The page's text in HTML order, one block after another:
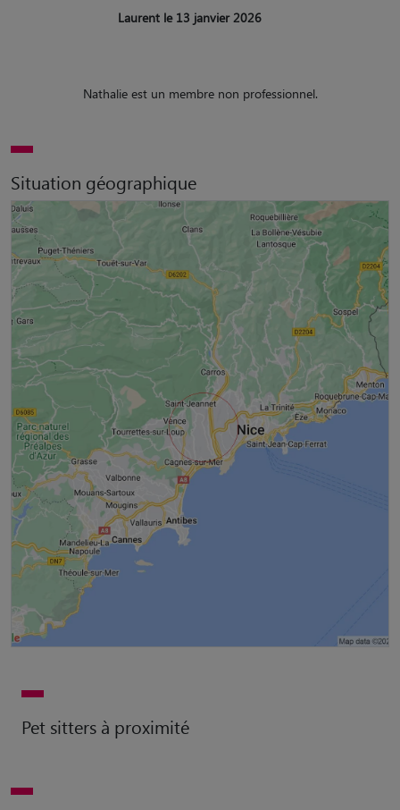
Laurent le 13 janvier 2026
Nathalie est un membre non professionnel.
Situation géographique
Pet sitters à proximité